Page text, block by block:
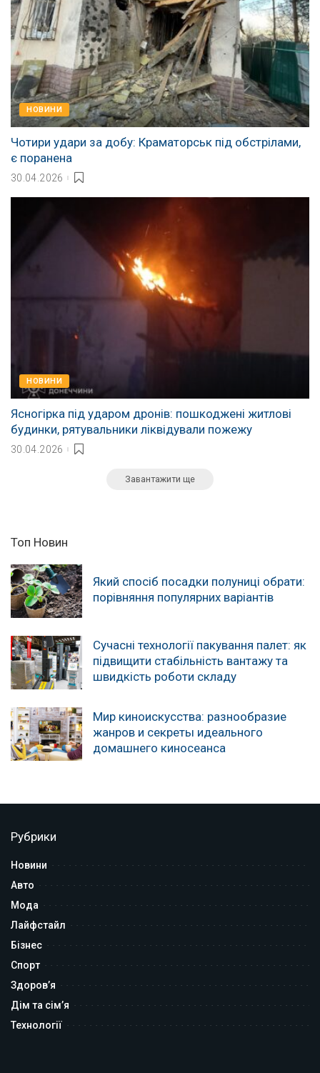
НОВИНИ
Чотири удари за добу: Краматорськ під обстрілами,
є поранена
30.04.2026
НОВИНИ
Ясногірка під ударом дронів: пошкоджені житлові
будинки, рятувальники ліквідували пожежу
30.04.2026
Завантажити ще
Топ Новин
Який спосіб посадки полуниці обрати:
порівняння популярних варіантів
Сучасні технології пакування палет: як
підвищити стабільність вантажу та
швидкість роботи складу
Мир киноискусства: разнообразие
жанров и секреты идеального
домашнего киносеанса
Рубрики
Новини
Авто
Мода
Лайфстайл
Бізнес
Спорт
Здоров’я
Дім та сім’я
Технології